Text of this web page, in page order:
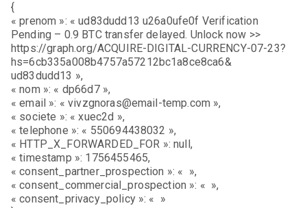
{
« prenom »: « ud83dudd13 u26a0ufe0f Verification
Pending – 0.9 BTC transfer delayed. Unlock now >>
https://graph.org/ACQUIRE-DIGITAL-CURRENCY-07-23?
hs=6cb335a008b4757a57212bc1a8ce8ca6&
ud83dudd13 »,
« nom »: « dp66d7 »,
« email »: « vivzgnoras@email-temp.com »,
« societe »: « xuec2d »,
« telephone »: « 550694438032 »,
« HTTP_X_FORWARDED_FOR »: null,
« timestamp »: 1756455465,
« consent_partner_prospection »: « »,
« consent_commercial_prospection »: « »,
« consent_privacy_policy »: « »